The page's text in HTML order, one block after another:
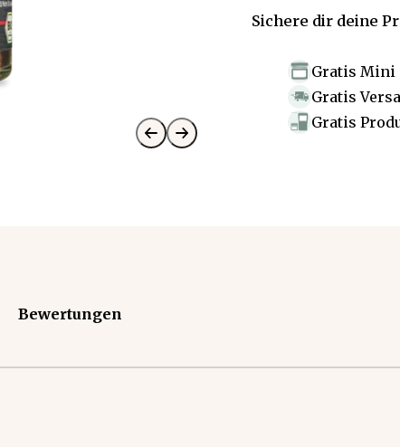
Sichere dir deine
Gratis Mini
Gratis
Gratis
Bewertungen